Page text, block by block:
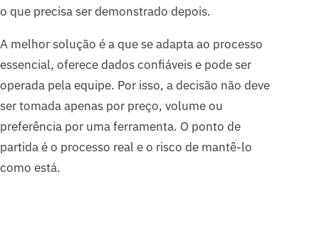
o que precisa ser demonstrado depois.
A melhor solução é a que se adapta ao processo
essencial, oferece dados confiáveis e pode ser
operada pela equipe. Por isso, a decisão não deve
ser tomada apenas por preço, volume ou
preferência por uma ferramenta. O ponto de
partida é o processo real e o risco de mantê-lo
como está.